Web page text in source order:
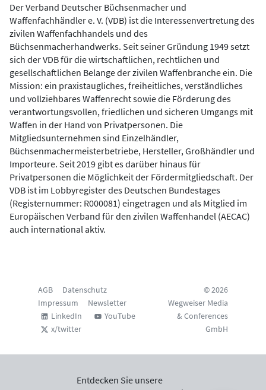
Der Verband Deutscher Büchsenmacher und
Waffenfachhändler e. V. (VDB) ist die Interessenvertretung des
zivilen Waffenfachhandels und des
Büchsenmacherhandwerks. Seit seiner Gründung 1949 setzt
sich der VDB für die wirtschaftlichen, rechtlichen und
gesellschaftlichen Belange der zivilen Waffenbranche ein. Die
Mission: ein praxistaugliches, freiheitliches, verständliches
und vollziehbares Waffenrecht sowie die Förderung des
verantwortungsvollen, friedlichen und sicheren Umgangs mit
Waffen in der Hand von Privatpersonen. Die
Mitgliedsunternehmen sind Einzelhändler,
Büchsenmachermeisterbetriebe, Hersteller, Großhändler und
Importeure. Seit 2019 gibt es darüber hinaus für
Privatpersonen die Möglichkeit der Fördermitgliedschaft. Der
VDB ist im Lobbyregister des Deutschen Bundestages
(Registernummer: R000081) eingetragen und als Mitglied im
Europäischen Verband für den zivilen Waffenhandel (AECAC)
auch international aktiv.
AGB
Datenschutz
Impressum
Newsletter
LinkedIn
YouTube
x/twitter
© 2026
Wegweiser Media
& Conferences
GmbH
Entdecken Sie unsere